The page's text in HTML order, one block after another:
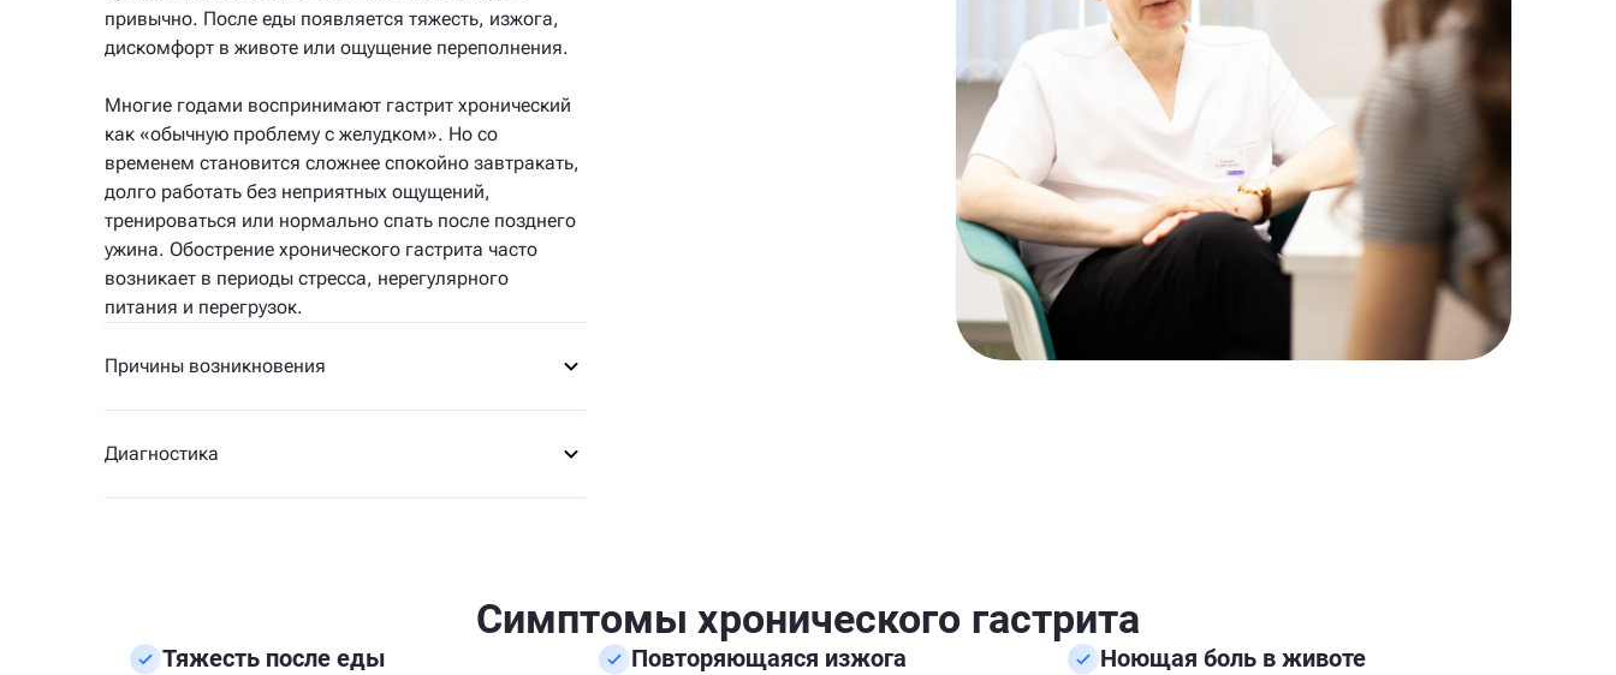
привычно. После еды появляется тяжесть, изжога,
дискомфорт в животе или ощущение переполнения.
Многие годами воспринимают гастрит хронический
как «обычную проблему с желудком». Но со
временем становится сложнее спокойно завтракать,
долго работать без неприятных ощущений,
тренироваться или нормально спать после позднего
ужина. Обострение хронического гастрита часто
возникает в периоды стресса, нерегулярного
питания и перегрузок.
Причины возникновения
Диагностика
Симптомы хронического гастрита
Тяжесть после еды Повторяющаяся изжога Ноющая боль в животе